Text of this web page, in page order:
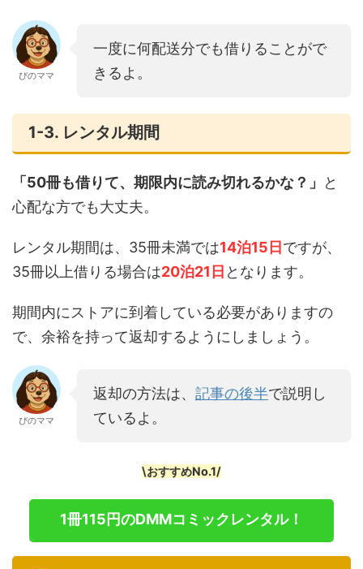
ぴのママ
一度に何配送分でも借りることがで
きるよ。
1-3. レンタル期間
「50冊も借りて、期限内に読み切れるかな？」
と
心配な方でも大丈夫。
レンタル期間は、35冊未満では14泊15日ですが、
35冊以上借りる場合は20泊21日 となります。
期間内にストアに到着している必要がありますの
で、余裕を持って返却するようにしましょう。
ぴのママ
返却の方法は、 記事の後半で説明し
ているよ。
\おすすめNo.1/
1冊115円のDMMコミックレンタル！